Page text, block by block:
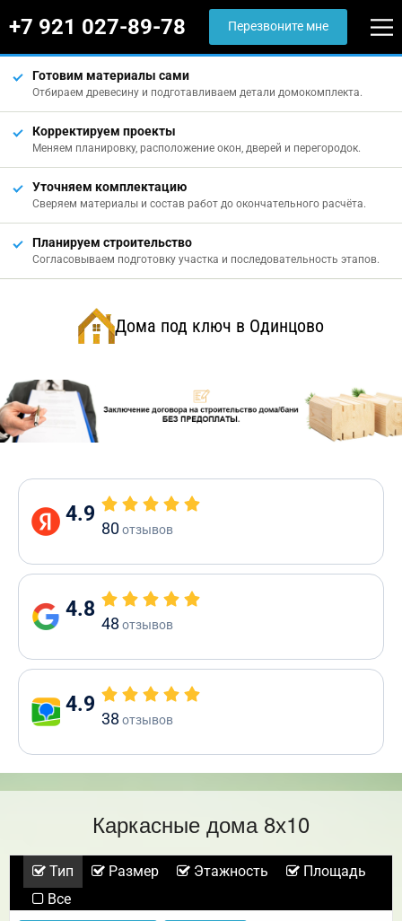
+7 921 027-89-78 Перезвоните мне
Готовим материалы сами
Отбираем древесину и подготавливаем детали домокомплекта.
Корректируем проекты
Меняем планировку, расположение окон, дверей и перегородок.
Уточняем комплектацию
Сверяем материалы и состав работ до окончательного расчёта.
Планируем строительство
Согласовываем подготовку участка и последовательность этапов.
Дома под ключ в Одинцово
4.9
80отзывов
4.8
48 отзывов
4.9
38 отзывов
Каркасные дома 8х10
Тип Размер Этажность
Площадь
Все